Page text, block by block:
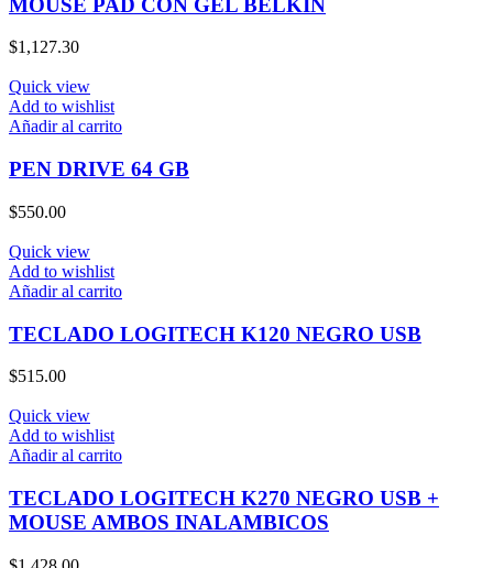
MOUSE PAD CON GEL BELKIN
$1,127.30
Quick view
Add to wishlist
Añadir al carrito
PEN DRIVE 64 GB
$550.00
Quick view
Add to wishlist
Añadir al carrito
TECLADO LOGITECH K120 NEGRO USB
$515.00
Quick view
Add to wishlist
Añadir al carrito
TECLADO LOGITECH K270 NEGRO USB +
MOUSE AMBOS INALAMBICOS